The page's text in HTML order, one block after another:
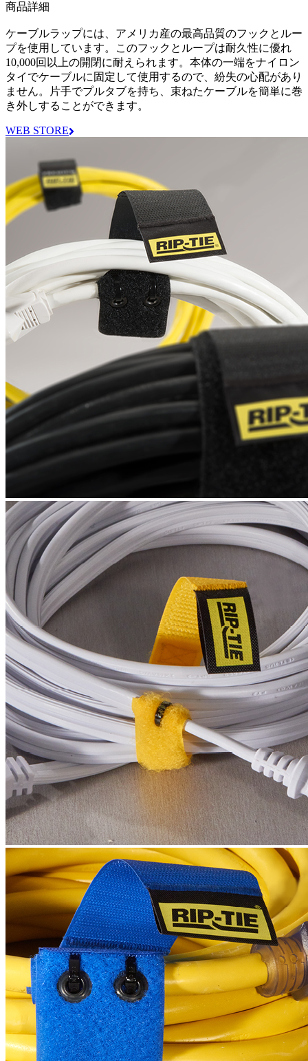
商品詳細
ケーブルラップには、アメリカ産の最高品質のフックとルー
プを使用しています。このフックとループは耐久性に優れ
10,000回以上の開閉に耐えられます。本体の一端をナイロン
タイでケーブルに固定して使用するので、紛失の心配があり
ません。片手でプルタブを持ち、束ねたケーブルを簡単に巻
き外しすることができます。
WEB STORE